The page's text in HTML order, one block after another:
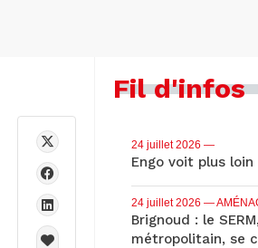
Fil d'infos
24 juillet 2026 —
Engo voit plus loin
24 juillet 2026 —
Brignoud : le
métropolitain, se